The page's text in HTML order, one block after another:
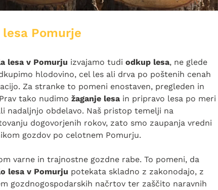
lesa Pomurje
lesa v Pomurju izvajamo tudi odkup lesa, ne glede
hlodovino, cel les ali drva po poštenih cenah
Za stranke to pomeni enostaven, pregleden in
tako nudimo žaganje lesa in pripravo lesa po meri
nadaljnjo obdelavo. Naš pristop temelji na
dogovorjenih rokov, zato smo zaupanja vredni
gozdov po celotnem Pomurju.
varne in trajnostne gozdne rabe. To pomeni, da
lesa v Pomurju potekata skladno z zakonodajo, z
gozdnogospodarskih načrtov ter zaščito naravnih